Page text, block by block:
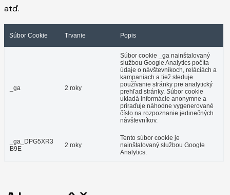
atď.
Súbor Cookie Trvanie Popis
_ga 2 roky
Súbor cookie _ga nainštalovaný
službou Google Analytics počíta
údaje o návštevníkoch, reláciách a
kampaniach a tiež sleduje
používanie stránky pre analytický
prehľad stránky. Súbor cookie
ukladá informácie anonymne a
priraďuje náhodne vygenerované
číslo na rozpoznanie jedinečných
návštevníkov.
_ga_DPG5XR3
B9E
2 roky
Tento súbor cookie je
nainštalovaný službou Google
Analytics.